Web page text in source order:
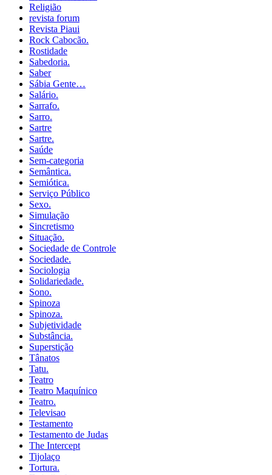
Religião
revista forum
Revista Piaui
Rock Cabocão.
Rostidade
Sabedoria.
Saber
Sábia Gente…
Salário.
Sarrafo.
Sarro.
Sartre
Sartre.
Saúde
Sem-categoria
Semântica.
Semiótica.
Serviço Público
Sexo.
Simulação
Sincretismo
Situação.
Sociedade de Controle
Sociedade.
Sociologia
Solidariedade.
Sono.
Spinoza
Spinoza.
Subjetividade
Substância.
Superstição
Tânatos
Tatu.
Teatro
Teatro Maquínico
Teatro.
Televisao
Testamento
Testamento de Judas
The Intercept
Tijolaço
Tortura.